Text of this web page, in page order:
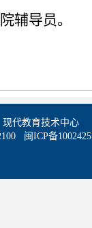
辅导员。
代教育技术中心
闽ICP备